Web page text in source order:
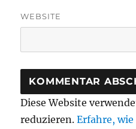
WEBSITE
Diese Website
reduzieren.Erfahre, wie